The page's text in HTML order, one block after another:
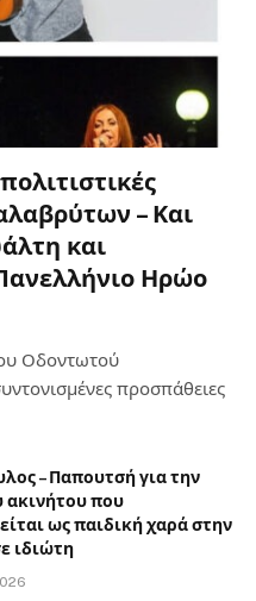
– Και
και
Ηρώο
Οδοντωτού
προσπάθειες
– Παπουτσή για την
που
ως παιδική χαρά στην
ιδιώτη